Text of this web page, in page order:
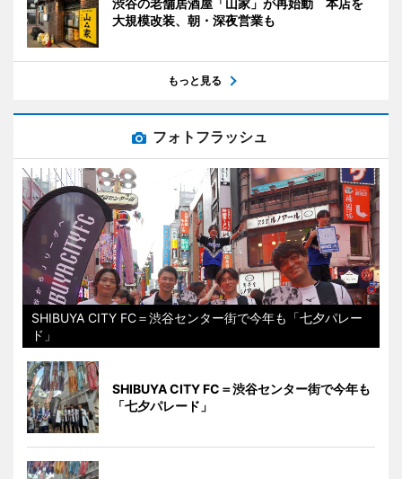
大規模改装、朝・深夜営業も
もっと見る
フォトフラッシュ
SHIBUYA CITY FC＝渋谷センター街で今年も「七夕パレー
ド」
SHIBUYA CITY FC＝渋谷センター街で今年も
「七夕パレード」